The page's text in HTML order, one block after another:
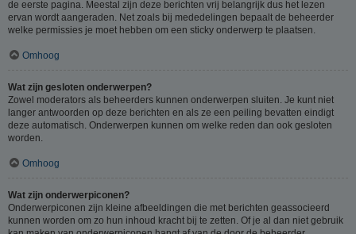
de eerste pagina. Meestal zijn deze berichten vrij belangrijk dus het lezen
ervan wordt aangeraden. Net zoals bij mededelingen bepaalt de beheerder
welke permissies je moet hebben om een sticky onderwerp te plaatsen.
Omhoog
Wat zijn gesloten onderwerpen?
Zowel moderators als beheerders kunnen onderwerpen sluiten. Je kunt niet
langer antwoorden op deze berichten en als ze een peiling bevatten eindigt
deze automatisch. Onderwerpen kunnen om welke reden dan ook gesloten
worden.
Omhoog
Wat zijn onderwerpiconen?
Onderwerpiconen zijn kleine afbeeldingen die met berichten geassocieerd
kunnen worden om zo hun inhoud kracht bij te zetten. Of je al dan niet gebruik